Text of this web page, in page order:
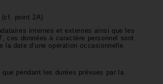
(cf. point 2A)
internes et externes ainsi que les
ces données à caractère personnel sont
date d’une opération occasionnelle.
pendant les durées prévues par la